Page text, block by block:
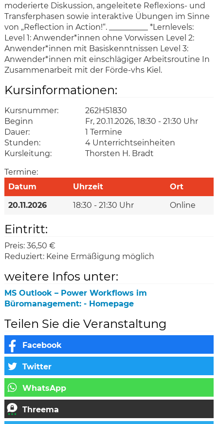
moderierte Diskussion, angeleitete Reflexions- und
Transferphasen sowie interaktive Übungen im Sinne
von „Reflection in Action!“. __________ *Lernlevels:
Level 1: Anwender*innen ohne Vorwissen Level 2:
Anwender*innen mit Basiskenntnissen Level 3:
Anwender*innen mit einschlägiger Arbeitsroutine In
Zusammenarbeit mit der Förde-vhs Kiel.
Kursinformationen:
Kursnummer:
262H51830
Beginn
Fr, 20.11.2026, 18:30 - 21:30 Uhr
Dauer:
1 Termine
Stunden:
4 Unterrichtseinheiten
Kursleitung:
Thorsten H. Bradt
Termine:
Datum
Uhrzeit
Ort
20.11.2026
18:30 - 21:30 Uhr Online
Eintritt:
Preis: 36,50 €
Reduziert: Keine Ermäßigung möglich
weitere Infos unter:
MS Outlook – Power Workflows im
Büromanagement: - Homepage
Teilen Sie die Veranstaltung